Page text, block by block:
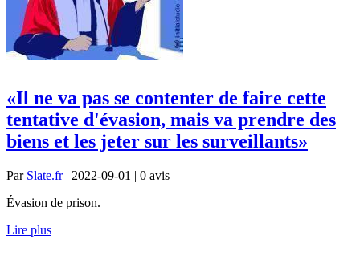
«Il ne va pas se contenter de faire cette
tentative d'évasion, mais va prendre des
biens et les jeter sur les surveillants»
Par Slate.fr | 2022-09-01 | 0 avis
Évasion de prison.
Lire plus